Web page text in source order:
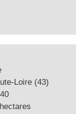
Loire (43)